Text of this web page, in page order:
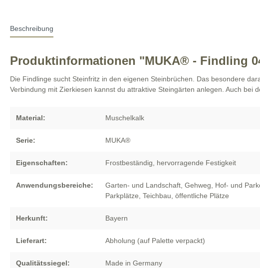
Beschreibung
Produktinformationen "MUKA® - Findling
Die Findlinge sucht Steinfritz in den eigenen Steinbrüchen. Das besondere
Verbindung mit Zierkiesen kannst du attraktive Steingärten anlegen. Auch bei
Material: Muschelkalk
Serie: MUKA®
Eigenschaften: Frostbeständig , hervorragende Festigkeit
Anwendungsbereiche: Garten- und Landschaft , Gehweg , Hof- und
Parkplätze , Teichbau , öffentliche Plätze
Herkunft: Bayern
Lieferart: Abholung (auf Palette verpackt)
Qualitätssiegel: Made in Germany